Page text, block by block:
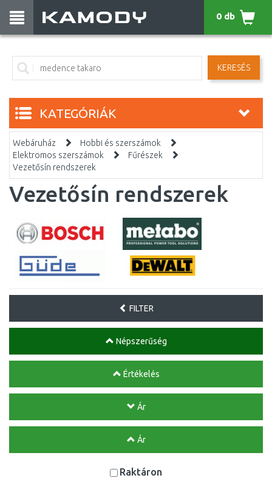
KERESÉS
0 db
KATEGÓRIÁK
Webáruház
Hobbi és szerszámok
Elektromos szerszámok
Fűrészek
Vezetősín rendszerek
Vezetősín rendszerek
FILTER
Népszerűség
Értékelés
Ár
Ár
Raktáron